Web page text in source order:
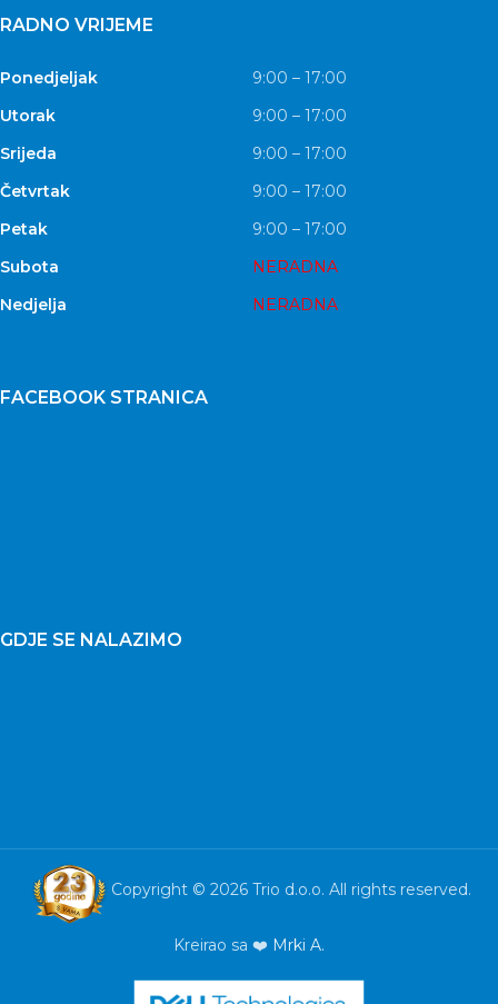
RADNO VRIJEME
Ponedjeljak
9:00 – 17:00
Utorak
9:00 – 17:00
Srijeda
9:00 – 17:00
Četvrtak
9:00 – 17:00
Petak
9:00 – 17:00
Subota
NERADNA
Nedjelja
NERADNA
FACEBOOK STRANICA
GDJE SE NALAZIMO
Copyright © 2026 Trio d.o.o. All rights reserved.
Kreirao sa ❤️ Mrki A.